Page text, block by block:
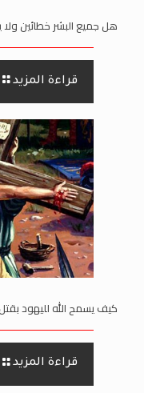
هل جميع البشر خطائين
قراءة المزيد
كيف يسمح الله لليهود بقتل
قراءة المزيد